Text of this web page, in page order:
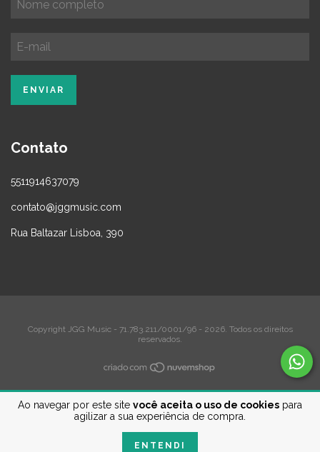
Ao navegar por este site você aceita o uso de cookies para
agilizar a sua experiência de compra.
ENTENDI
Contato
5511914637079
contato@jggmusic.com
Rua Baltazar Lisboa, 390
Copyright JGG Music - 71.783.211/0001/96 - 2026. Todos os direitos
reservados.